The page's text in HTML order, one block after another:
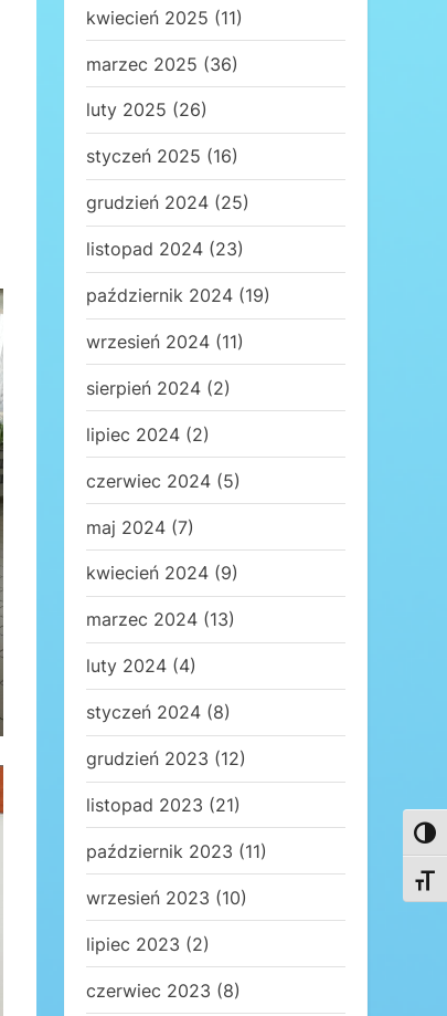
kwiecień 2025 (11)
marzec 2025 (36)
luty 2025 (26)
styczeń 2025 (16)
grudzień 2024 (25)
listopad 2024 (23)
październik 2024 (19)
wrzesień 2024 (11)
sierpień 2024 (2)
lipiec 2024 (2)
czerwiec 2024 (5)
maj 2024 (7)
kwiecień 2024 (9)
marzec 2024 (13)
luty 2024 (4)
styczeń 2024 (8)
grudzień 2023 (12)
listopad 2023 (21)
październik 2023 (11)
wrzesień 2023 (10)
lipiec 2023 (2)
czerwiec 2023 (8)